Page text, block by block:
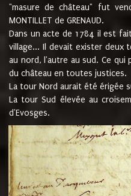
"masure de château" fut
MONTILLET de GRENAUD.
Dans un acte de 1784 il est
village... Il devait exister deux
au nord, l'autre au sud. Ce qui
du château en toutes justices.
La tour Nord aurait été érigée
La tour Sud élevée au
d'Evosges.